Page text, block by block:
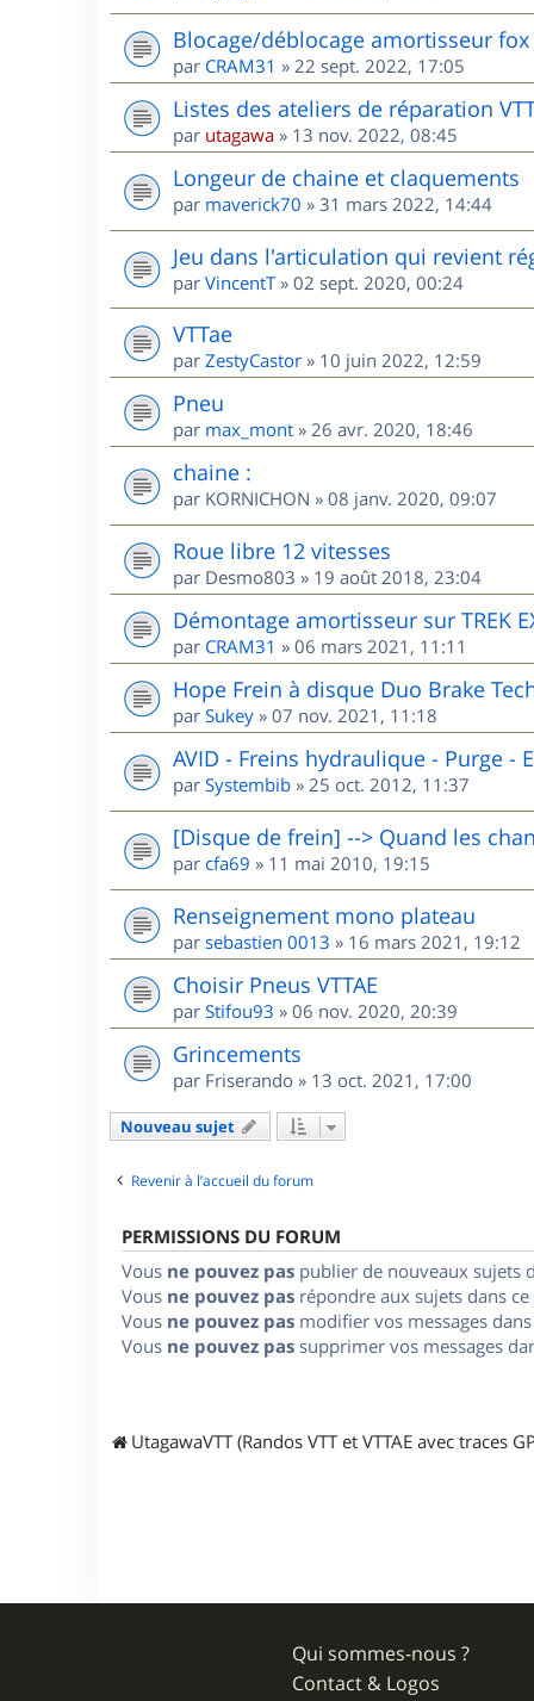
Blocage/déblocage amortisseur
par CRAM31 » 22 sept. 2022, 17:05
Listes des ateliers de réparation
par utagawa » 13 nov. 2022, 08:45
Longeur de chaine et claquements
par maverick70 » 31 mars 2022, 14:44
Jeu dans l'articulation qui revient
par VincentT» 02 sept. 2020, 00:24
VTTae
par ZestyCastor » 10 juin 2022, 12:59
Pneu
par max_mont » 26 avr. 2020, 18:46
chaine :
par KORNICHON » 08 janv. 2020, 09:07
Roue libre 12 vitesses
par Desmo803 » 19 août 2018, 23:04
Démontage amortisseur sur TREK
par CRAM31 » 06 mars 2021, 11:11
Hope Frein à disque Duo Brake
par Sukey » 07 nov. 2021, 11:18
AVID - Freins hydraulique - Purge -
par Systembib » 25 oct. 2012, 11:37
[Disque de frein] --> Quand les
par cfa69 » 11 mai 2010, 19:15
Renseignement mono plateau
par sebastien 0013 » 16 mars 2021, 19:12
Choisir Pneus VTTAE
par Stifou93 » 06 nov. 2020, 20:39
Grincements
par Friserando » 13 oct. 2021, 17:00
Nouveau sujet
Revenir à l’accueil du forum
PERMISSIONS DU FORUM
Vous ne pouvez pas publier de nouveaux sujets
Vous ne pouvez pas répondre aux sujets dans
Vous ne pouvez pas modifier vos messages
Vous ne pouvez pas supprimer vos messages
UtagawaVTT (Randos VTT et VTTAE avec traces
Qui sommes-nous ?
Contact & Logos